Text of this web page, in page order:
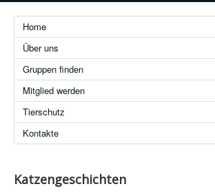
Home
Über uns
Gruppen finden
Mitglied werden
Tierschutz
Kontakte
Katzengeschichten